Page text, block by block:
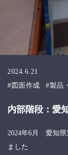
2024.6.21
図面作成
製品
内部階段：愛
2024年6月 愛知
ました